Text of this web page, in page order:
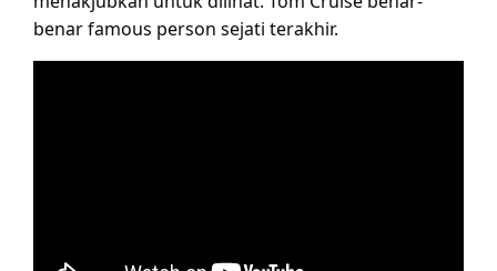
benar famous person sejati terakhir.